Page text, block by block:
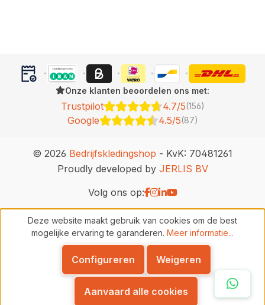
Onze klanten beoordelen ons met:
Trustpilot 4.7/5(156)
Google 4.5/5(87)
© 2026 Bedrijfskledingshop - KvK: 70481261
Proudly developed by JERLIS BV
Volg ons op:
Deze website maakt gebruik van cookies om de best
mogelijke ervaring te garanderen. Meer informatie...
Weigeren
Configureren
Aanvaard alle cookies